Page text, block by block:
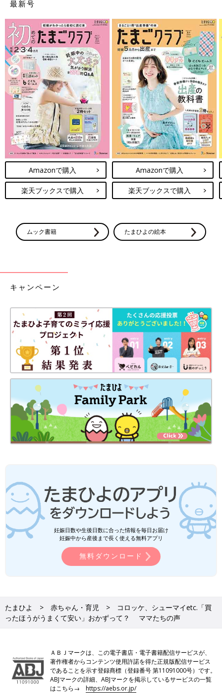
最新号
Amazonで購入
楽天ブックスで購入
Amazonで購入
楽天ブックスで購入
ムック書籍 たまひよの絵本
キャンペーン
妊娠日数や生後日数に合った情報を毎日お届け
妊娠中から産後まで長く使える無料アプリ
無料ダウンロード
たまひよ 赤ちゃん・育児
コロッケ、シューマイetc.「買
ったほうがうまくて安い」おかずって？ ママたちの声
ＡＢＪマークは、この電子書店・電子書籍配信サービスが、
著作権者からコンテンツ使用許諾を得た正規版配信サービス
であることを示す登録商標（登録番号 第11091000号）です。
ABJマークの詳細、ABJマークを掲示しているサービスの一覧
はこちら→https://aebs.or.jp/